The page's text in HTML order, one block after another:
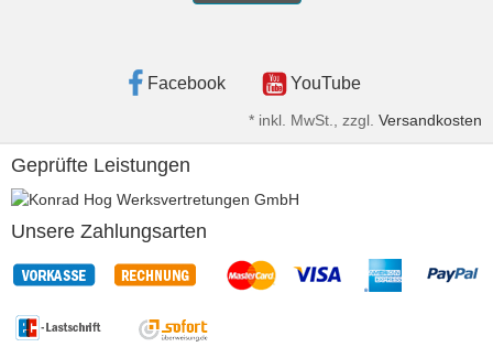
Facebook YouTube
* inkl. MwSt., zzgl. Versandkosten
Geprüfte Leistungen
Unsere Zahlungsarten